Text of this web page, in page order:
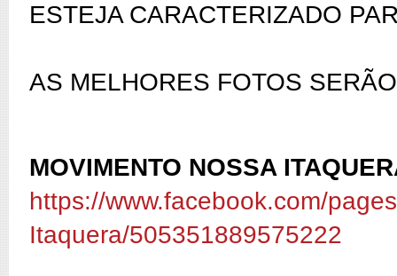
ESTEJA CARACTERIZADO
AS MELHORES FOTOS
MOVIMENTO NOSSA
https://www.facebook.com/
Itaquera/505351889575222